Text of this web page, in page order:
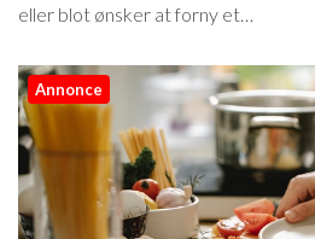
eller blot ønsker at forny et…
Annonce